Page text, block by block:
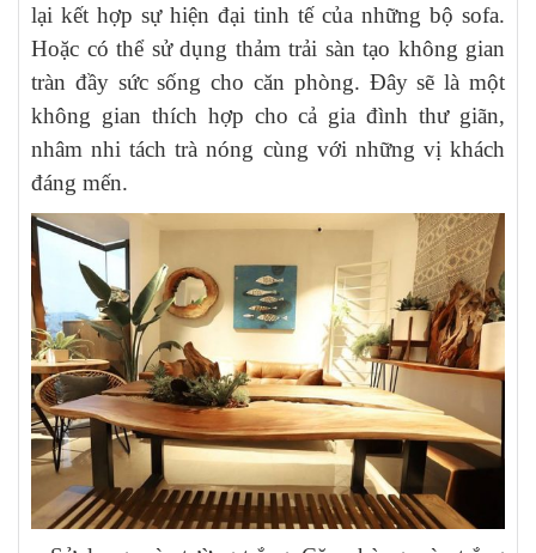
lại kết hợp sự hiện đại tinh tế của những bộ sofa.
Hoặc có thể sử dụng thảm trải sàn tạo không gian
tràn đầy sức sống cho căn phòng. Đây sẽ là một
không gian thích hợp cho cả gia đình thư giãn,
nhâm nhi tách trà nóng cùng với những vị khách
đáng mến.